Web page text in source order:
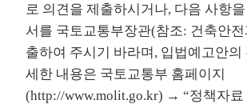
로 의견을 제출하시거나, 다음 사항
서를 국토교통부장관(참조: 건축안
출하여 주시기 바라며, 입법예고안의
세한 내용은 국토교통부 홈페이지
(http://www.molit.go.kr) → “정책자